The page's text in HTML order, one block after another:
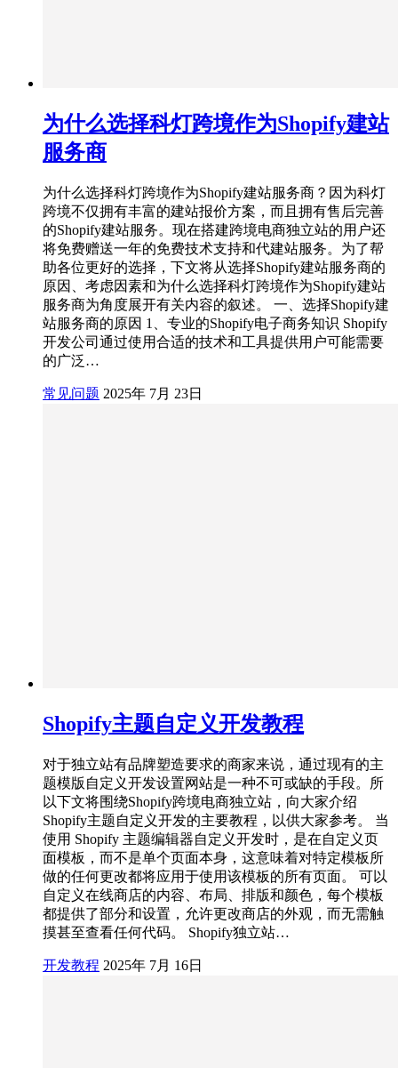
为什么选择科灯跨境作为Shopify建站
服务商
为什么选择科灯跨境作为Shopify建站服务商？因为科灯
跨境不仅拥有丰富的建站报价方案，而且拥有售后完善
的Shopify建站服务。现在搭建跨境电商独立站的用户还
将免费赠送一年的免费技术支持和代建站服务。为了帮
助各位更好的选择，下文将从选择Shopify建站服务商的
原因、考虑因素和为什么选择科灯跨境作为Shopify建站
服务商为角度展开有关内容的叙述。 一、选择Shopify建
站服务商的原因 1、专业的Shopify电子商务知识 Shopify
开发公司通过使用合适的技术和工具提供用户可能需要
的广泛…
常见问题 2025年 7月 23日
Shopify主题自定义开发教程
对于独立站有品牌塑造要求的商家来说，通过现有的主
题模版自定义开发设置网站是一种不可或缺的手段。所
以下文将围绕Shopify跨境电商独立站，向大家介绍
Shopify主题自定义开发的主要教程，以供大家参考。 当
使用 Shopify 主题编辑器自定义开发时，是在自定义页
面模板，而不是单个页面本身，这意味着对特定模板所
做的任何更改都将应用于使用该模板的所有页面。 可以
自定义在线商店的内容、布局、排版和颜色，每个模板
都提供了部分和设置，允许更改商店的外观，而无需触
摸甚至查看任何代码。 Shopify独立站…
开发教程 2025年 7月 16日